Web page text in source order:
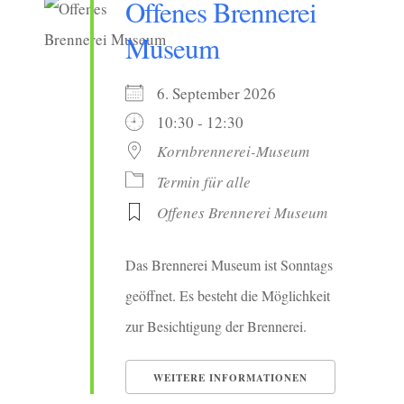
Offenes Brennerei
Museum
6. September 2026
10:30 - 12:30
Kornbrennerei-Museum
Termin für alle
Offenes Brennerei Museum
Das Brennerei Museum ist Sonntags
geöffnet. Es besteht die Möglichkeit
zur Besichtigung der Brennerei.
WEITERE INFORMATIONEN